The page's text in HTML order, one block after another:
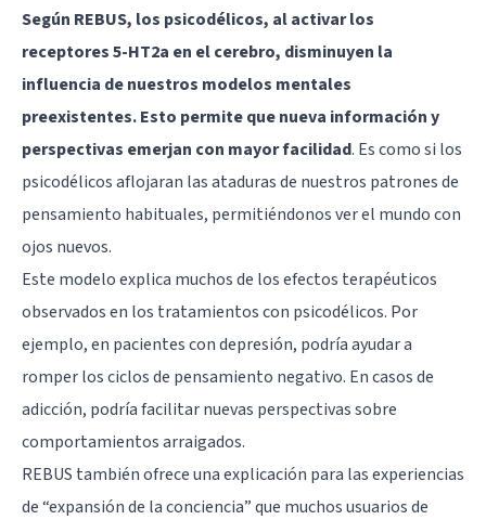
Según REBUS, los psicodélicos, al activar los
receptores 5-HT2a en el cerebro, disminuyen la
influencia de nuestros modelos mentales
preexistentes. Esto permite que nueva información y
perspectivas emerjan con mayor facilidad. Es como si los
psicodélicos aflojaran las ataduras de nuestros patrones de
pensamiento habituales, permitiéndonos ver el mundo con
ojos nuevos.
Este modelo explica muchos de los efectos terapéuticos
observados en los tratamientos con psicodélicos. Por
ejemplo, en pacientes con depresión, podría ayudar a
romper los ciclos de pensamiento negativo. En casos de
adicción, podría facilitar nuevas perspectivas sobre
comportamientos arraigados.
REBUS también ofrece una explicación para las experiencias
de “expansión de la conciencia” que muchos usuarios de